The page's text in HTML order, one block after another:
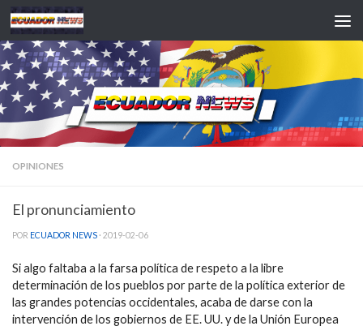
Saltar al contenido
OPINIONES
El pronunciamiento
POR ECUADOR NEWS · 2019-02-06
Si algo faltaba a la farsa política de respeto a la libre
determinación de los pueblos por parte de la política exterior de
las grandes potencias occidentales, acaba de darse con la
intervención de los gobiernos de EE. UU. y de la Unión Europea